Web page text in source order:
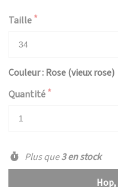
Taille
Couleur : Rose (vieux rose)
Quantité
Plus que3 en stock